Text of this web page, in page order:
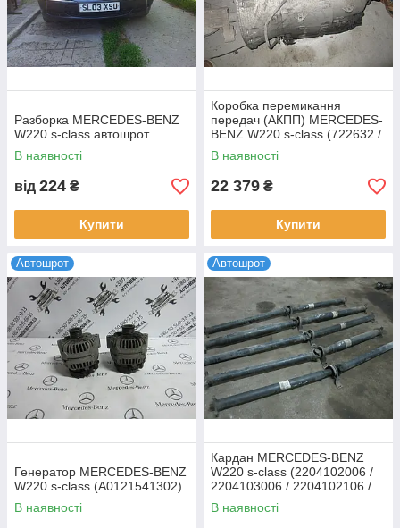
Разборка MERCEDES-BENZ
W220 s-class автошрот
В наявності
від 224 ₴
Купити
Коробка перемикання
передач (АКПП) MERCEDES-
BENZ W220 s-class (722632 /
2202701100)
В наявності
22 379 ₴
Купити
Автошрот
Генератор MERCEDES-BENZ
W220 s-class (A0121541302)
В наявності
Автошрот
Кардан MERCEDES-BENZ
W220 s-class (2204102006 /
2204103006 / 2204102106 /
2204107406)
В наявності